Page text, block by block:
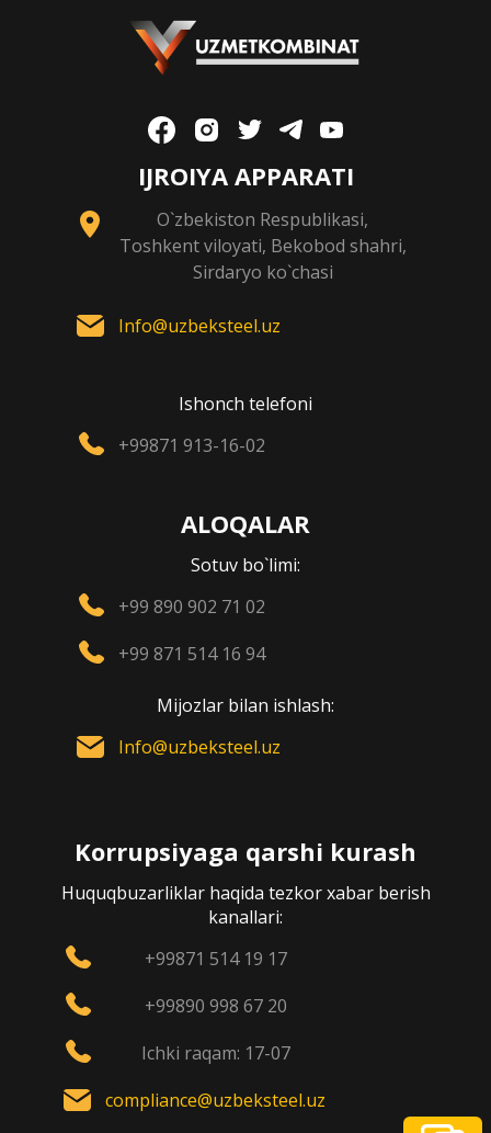
IJROIYA APPARATI
O`zbekiston Respublikasi,
Toshkent viloyati, Bekobod shahri,
Sirdaryo ko`chasi
Info@uzbeksteel.uz
Ishonch telefoni
+99871 913-16-02
ALOQALAR
Sotuv bo`limi:
+99 890 902 71 02
+99 871 514 16 94
Mijozlar bilan ishlash:
Info@uzbeksteel.uz
Korrupsiyaga qarshi kurash
Huquqbuzarliklar haqida tezkor xabar berish
kanallari:
+99871 514 19 17
+99890 998 67 20
Ichki raqam: 17-07
compliance@uzbeksteel.uz